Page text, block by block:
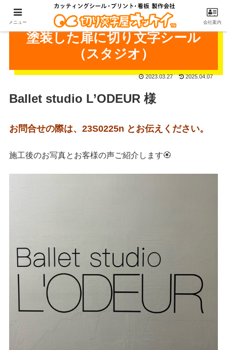
塗装した扉に切り文字シール
（スタジオ）
2023.03.27 2025.04.07
Ballet studio L’ODEUR 様
お問合せの際は、23S0225n とお伝えください。
施工後のお写真とお客様の声ご紹介します🏵
メニュー 会社案内